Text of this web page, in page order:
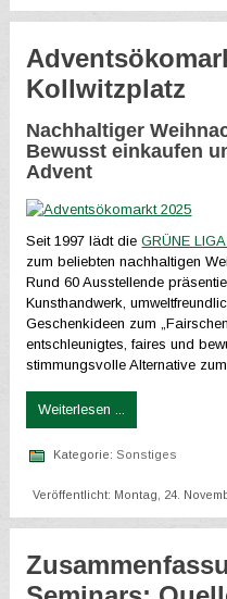
Kollwitzplatz
Nachhaltiger
Bewusst einkaufen
Advent
Seit 1997 lädt dieGRÜNE
zum beliebten nachhaltigen
Rund 60 Ausstellende
Kunsthandwerk,
Geschenkideen zum
entschleunigtes, faires und
stimmungsvolle Alternative
Weiterlesen ...
Kategorie:Sonstiges
Veröffentlicht: Montag, 24.